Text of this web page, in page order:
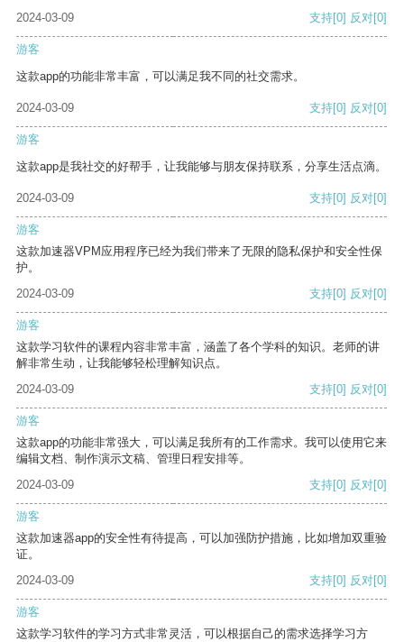
2024-03-09
支持[0] 反对[0]
游客
这款app的功能非常丰富，可以满足我不同的社交需求。
2024-03-09 支持[0] 反对[0]
游客
这款app是我社交的好帮手，让我能够与朋友保持联系，分享生活点滴。
2024-03-09 支持[0] 反对[0]
游客
这款加速器VPM应用程序已经为我们带来了无限的隐私保护和安全性保
护。
2024-03-09
支持[0] 反对[0]
游客
这款学习软件的课程内容非常丰富，涵盖了各个学科的知识。老师的讲
解非常生动，让我能够轻松理解知识点。
2024-03-09
支持[0] 反对[0]
游客
这款app的功能非常强大，可以满足我所有的工作需求。我可以使用它来
编辑文档、制作演示文稿、管理日程安排等。
2024-03-09
支持[0] 反对[0]
游客
这款加速器app的安全性有待提高，可以加强防护措施，比如增加双重验
证。
2024-03-09
支持[0] 反对[0]
游客
这款学习软件的学习方式非常灵活，可以根据自己的需求选择学习方